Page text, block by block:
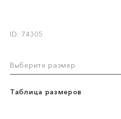
ID: 74305
Выберите размер
Таблица размеров